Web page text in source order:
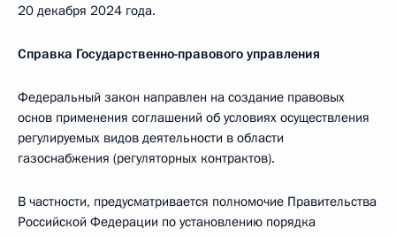
20 декабря 2024 года.
Справка Государственно-правового управления
Федеральный закон направлен на создание правовых
основ применения соглашений об условиях осуществления
регулируемых видов деятельности в области
газоснабжения (регуляторных контрактов).
В частности, предусматривается полномочие Правительства
Российской Федерации по установлению порядка